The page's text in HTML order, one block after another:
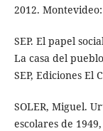
2012. Montevideo:
SEP. El papel
La casa del
SEP, Ediciones El
SOLER, Miguel.
escolares de